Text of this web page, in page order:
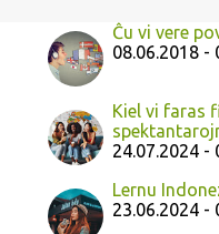
Ĉu vi vere
08.06.2018 -
Kiel vi faras
24.07.2024 -
Lernu
23.06.2024 -